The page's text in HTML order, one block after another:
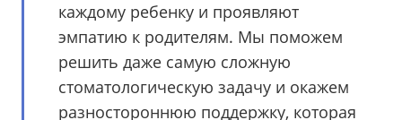
каждому ребенку и проявляют
эмпатию к родителям. Мы поможем
решить даже самую сложную
стоматологическую задачу и окажем
разностороннюю поддержку, которая